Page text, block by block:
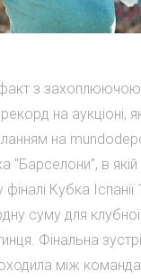
з захоплюючою
на аукціоні,
на
"Барселони", в
Кубка
суму для
Фінальна
між